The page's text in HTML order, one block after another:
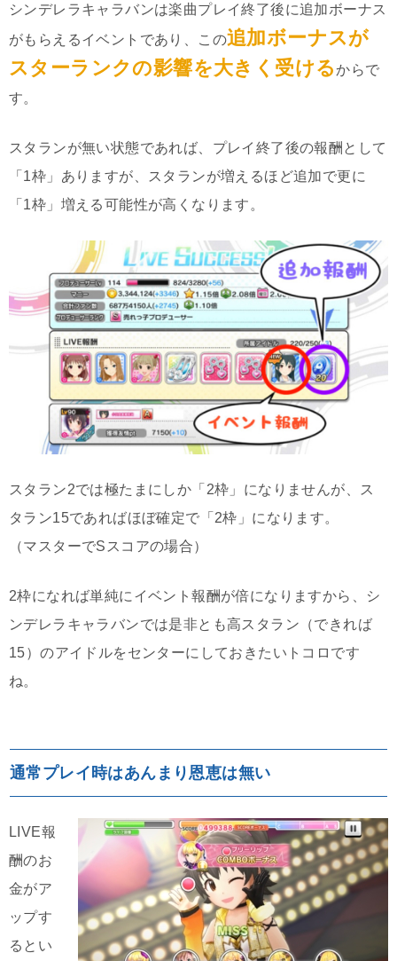
シンデレラキャラバンは楽曲プレイ終了後に追加ボーナス
がもらえるイベントであり、この追加ボーナスが
スターランクの影響を大きく受けるからで
す。
スタランが無い状態であれば、プレイ終了後の報酬として
「1枠」ありますが、スタランが増えるほど追加で更に
「1枠」増える可能性が高くなります。
スタラン2では極たまにしか「2枠」になりませんが、ス
タラン15であればほぼ確定で「2枠」になります。
（マスターでSスコアの場合）
2枠になれば単純にイベント報酬が倍になりますから、シ
ンデレラキャラバンでは是非とも高スタラン（できれば
15）のアイドルをセンターにしておきたいトコロです
ね。
通常プレイ時はあんまり恩恵は無い
LIVE報
酬のお
金がア
ップす
るとい